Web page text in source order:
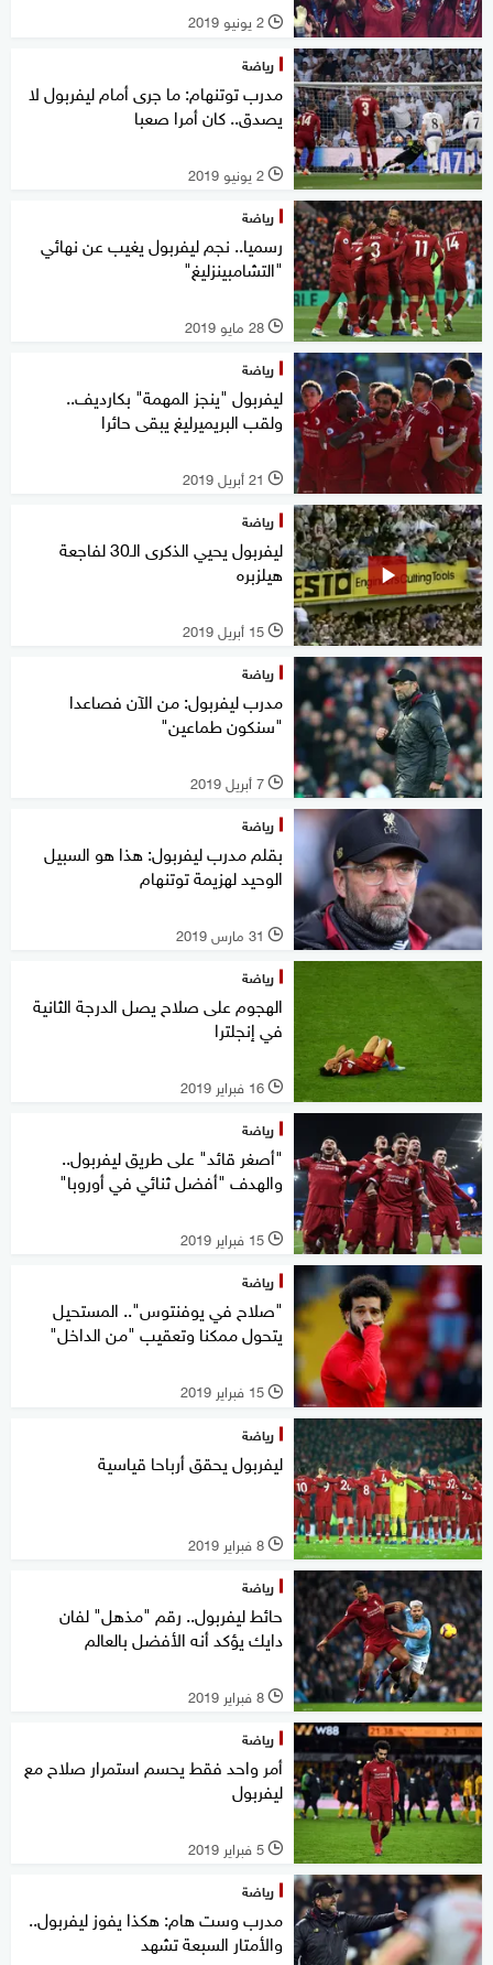
l 2 يونيو 2019
رياضة
مدرب توتنهام: ما جرى أمام ليفربول لا
يصدق.. كان أمرا صعبا
l 2 يونيو 2019
رياضة
رسميا.. نجم ليفربول يغيب عن نهائي
"التشامبينزليغ"
l 28 مايو 2019
رياضة
ليفربول "ينجز المهمة" بكارديف..
ولقب البريميرليغ يبقى حائرا
l 21 أبريل 2019
رياضة
ليفربول يحيي الذكرى الـ30 لفاجعة
هيلزبره
l 15 أبريل 2019
رياضة
مدرب ليفربول: من الآن فصاعدا
"سنكون طماعين"
l 7 أبريل 2019
رياضة
بقلم مدرب ليفربول: هذا هو السبيل
الوحيد لهزيمة توتنهام
l 31 مارس 2019
رياضة
الهجوم على صلاح يصل الدرجة الثانية
في إنجلترا
l 16 فبراير 2019
رياضة
"أصغر قائد" على طريق ليفربول..
والهدف "أفضل ثنائي في أوروبا"
l 15 فبراير 2019
رياضة
"صلاح في يوفنتوس".. المستحيل
يتحول ممكنا وتعقيب "من الداخل"
l 15 فبراير 2019
رياضة
ليفربول يحقق أرباحا قياسية
l 8 فبراير 2019
رياضة
حائط ليفربول.. رقم "مذهل" لفان
دايك يؤكد أنه الأفضل بالعالم
l 8 فبراير 2019
رياضة
أمر واحد فقط يحسم استمرار صلاح مع
ليفربول
l 5 فبراير 2019
رياضة
مدرب وست هام: هكذا يفوز ليفربول..
والأمتار السبعة تشهد